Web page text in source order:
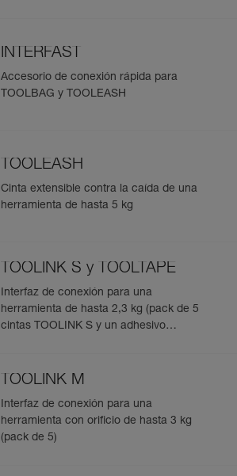
INTERFAST
Accesorio de conexión rápida para
TOOLBAG y TOOLEASH
TOOLEASH
Cinta extensible contra la caída de una
herramienta de hasta 5 kg
TOOLINK S y TOOLTAPE
Interfaz de conexión para una
herramienta de hasta 2,3 kg (pack de 5
cintas TOOLINK S y un adhesivo
TOOLINK M
Interfaz de conexión para una
herramienta con orificio de hasta 3 kg
(pack de 5)